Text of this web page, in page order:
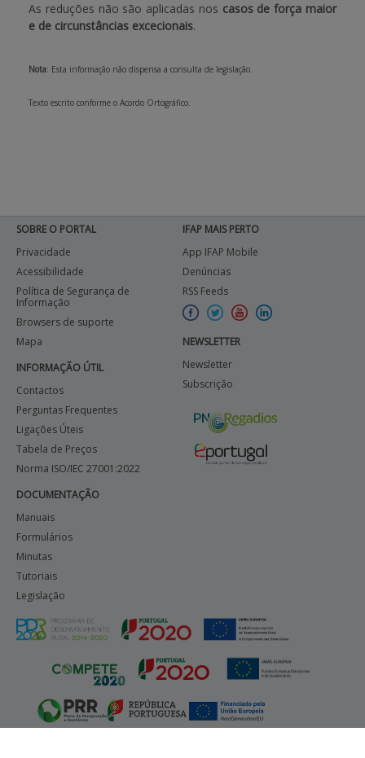
As reduções não são aplicadas nos casos de força maior
e de circunstâncias excecionais.
Nota: Esta informação não dispensa a consulta de legislação.
Texto escrito conforme o Acordo Ortográfico.
SOBRE O PORTAL
Privacidade
Acessibilidade
Política de Segurança de
Informação
Browsers de suporte
Mapa
INFORMAÇÃO ÚTIL
Contactos
Perguntas Frequentes
Ligações Úteis
Tabela de Preços
Norma ISO/IEC 27001:2022
DOCUMENTAÇÃO
Manuais
Formulários
Minutas
Tutoriais
Legislação
IFAP MAIS PERTO
App IFAP Mobile
Denúncias
RSS Feeds
NEWSLETTER
Newsletter
Subscrição